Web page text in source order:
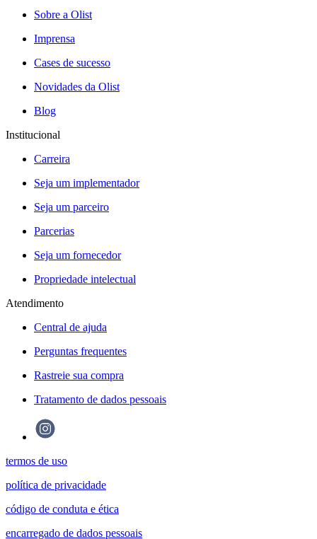
Sobre a Olist
Imprensa
Cases de sucesso
Novidades da Olist
Blog
Institucional
Carreira
Seja um implementador
Seja um parceiro
Parcerias
Seja um fornecedor
Propriedade intelectual
Atendimento
Central de ajuda
Perguntas frequentes
Rastreie sua compra
Tratamento de dados pessoais
termos de uso
política de privacidade
código de conduta e ética
encarregado de dados pessoais